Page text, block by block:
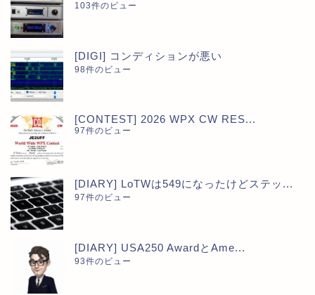
103件のビュー
[DIGI] コンディションが悪い
98件のビュー
[CONTEST] 2026 WPX CW RES...
97件のビュー
[DIARY] LoTWは549になったけどステッ...
97件のビュー
[DIARY] USA250 AwardとAme...
93件のビュー